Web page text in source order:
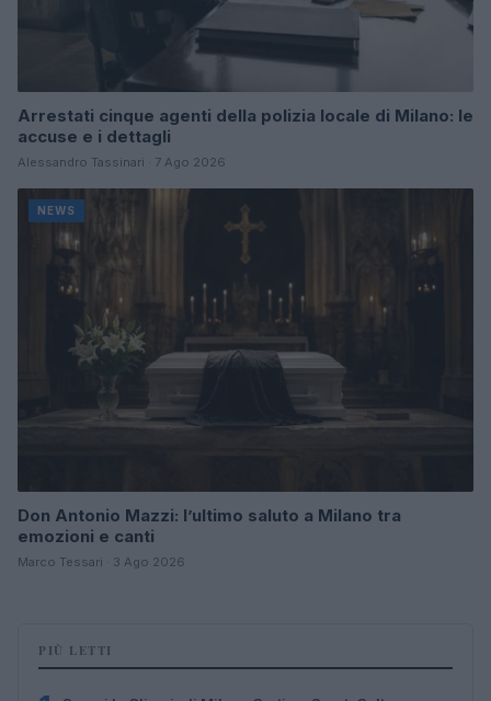
Arrestati cinque agenti della polizia locale di Milano: le
accuse e i dettagli
Alessandro Tassinari · 7 Ago 2026
NEWS
Don Antonio Mazzi: l’ultimo saluto a Milano tra
emozioni e canti
Marco Tessari · 3 Ago 2026
PIÙ LETTI